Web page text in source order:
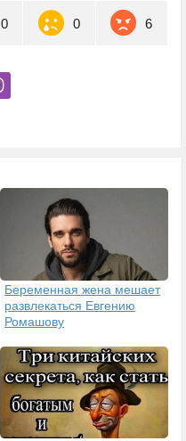
0 0 6
Беременная жена мешает
развлекаться Евгению
Ромашову